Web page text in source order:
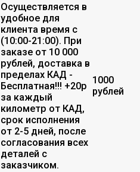
Осуществляется в
удобное для
клиента время с
(10:00-21:00). При
заказе от 10 000
рублей, доставка в
пределах КАД -
Бесплатная!!! +20р
за каждый
километр от КАД,
срок исполнения
от 2-5 дней, после
согласования всех
деталей с
заказчиком.
1000
рублей